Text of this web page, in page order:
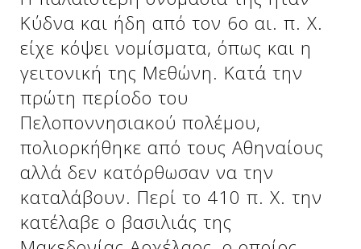
Δείτε μας:
Δείτε μας:
Δείτε μας:
Δείτε μας:
Κύδνα και ήδη από τον 6ο αι. π. Χ.
είχε κόψει νομίσματα, όπως και η
γειτονική της Μεθώνη. Κατά την
πρώτη περίοδο του
Πελοποννησιακού πολέμου,
πολιορκήθηκε από τους Αθηναίους
αλλά δεν κατόρθωσαν να την
καταλάβουν. Περί το 410 π. Χ. την
κατέλαβε ο βασιλιάς της